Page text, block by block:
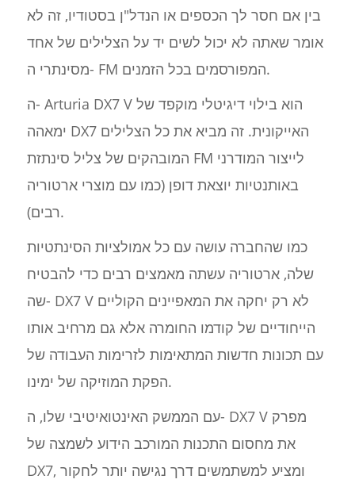
בין אם חסר לך הכספים או הנדל"ן בסטודיו, זה לא
אומר שאתה לא יכול לשים יד על הצלילים של אחד
מסינתרי ה- FM המפורסמים בכל הזמנים.
ה- Arturia DX7 V הוא בילוי דיגיטלי מוקפד של
ימאהה DX7 האייקונית. זה מביא את כל הצלילים
המובהקים של צליל סינתזת FM לייצור המודרני
באותנטיות יוצאת דופן (כמו עם מוצרי ארטוריה
רבים).
כמו שהחברה עושה עם כל אמולציות הסינתטיות
שלה, ארטוריה עשתה מאמצים רבים כדי להבטיח
שה- DX7 V לא רק יחקה את המאפיינים הקוליים
הייחודיים של קודמו החומרה אלא גם מרחיב אותו
עם תכונות חדשות המתאימות לזרימות העבודה של
הפקת המוזיקה של ימינו.
עם הממשק האינטואיטיבי שלו, ה- DX7 V מפרק
את מחסום התכנות המורכב הידוע לשמצה של
DX7, ומציע למשתמשים דרך נגישה יותר לחקור